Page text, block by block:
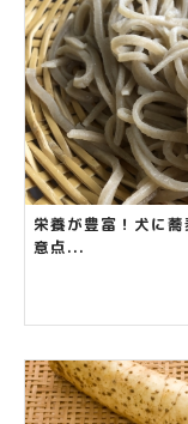
栄養が豊富！犬に
意点...